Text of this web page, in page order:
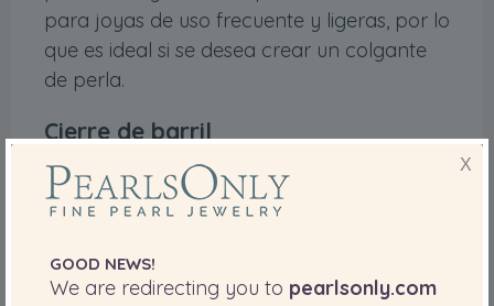
para joyas de uso frecuente y ligeras, por lo
que es ideal si se desea crear un colgante
de perla.
Cierre de barril
Este tipo de cierre combina piezas de metal
que se enroscan y, al cerrarse, parecen un
de la pieza de joyería
X
GOOD NEWS!
We are redirecting you to pearlsonly.com